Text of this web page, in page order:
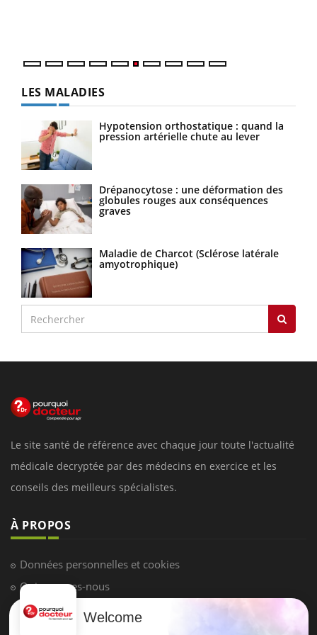
LES MALADIES
Hypotension orthostatique : quand la
pression artérielle chute au lever
Drépanocytose : une déformation des
globules rouges aux conséquences
graves
Maladie de Charcot (Sclérose latérale
amyotrophique)
Le site santé de référence avec chaque jour toute l'actualité
médicale decryptée par des médecins en exercice et les
conseils des meilleurs spécialistes.
À PROPOS
Données personnelles et cookies
Qui sommes-nous
Conditions d'utilisation
Welcome